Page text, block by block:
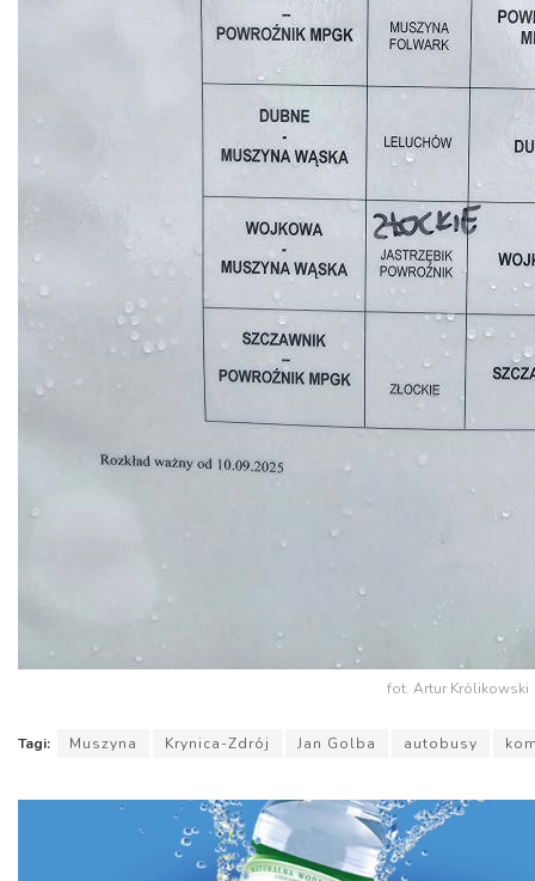
fot. Artur Królikowski
Tagi: Muszyna Krynica-Zdrój Jan Golba autobusy